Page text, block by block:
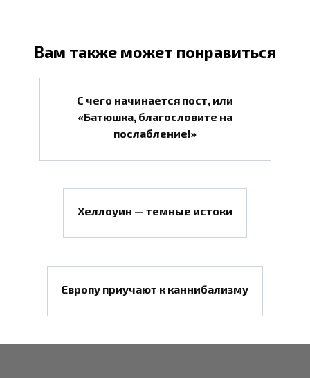
Вам также может понравиться
С чего начинается пост, или
«Батюшка, благословите на
послабление!»
Хеллоуин — темные истоки
Европу приучают к каннибализму